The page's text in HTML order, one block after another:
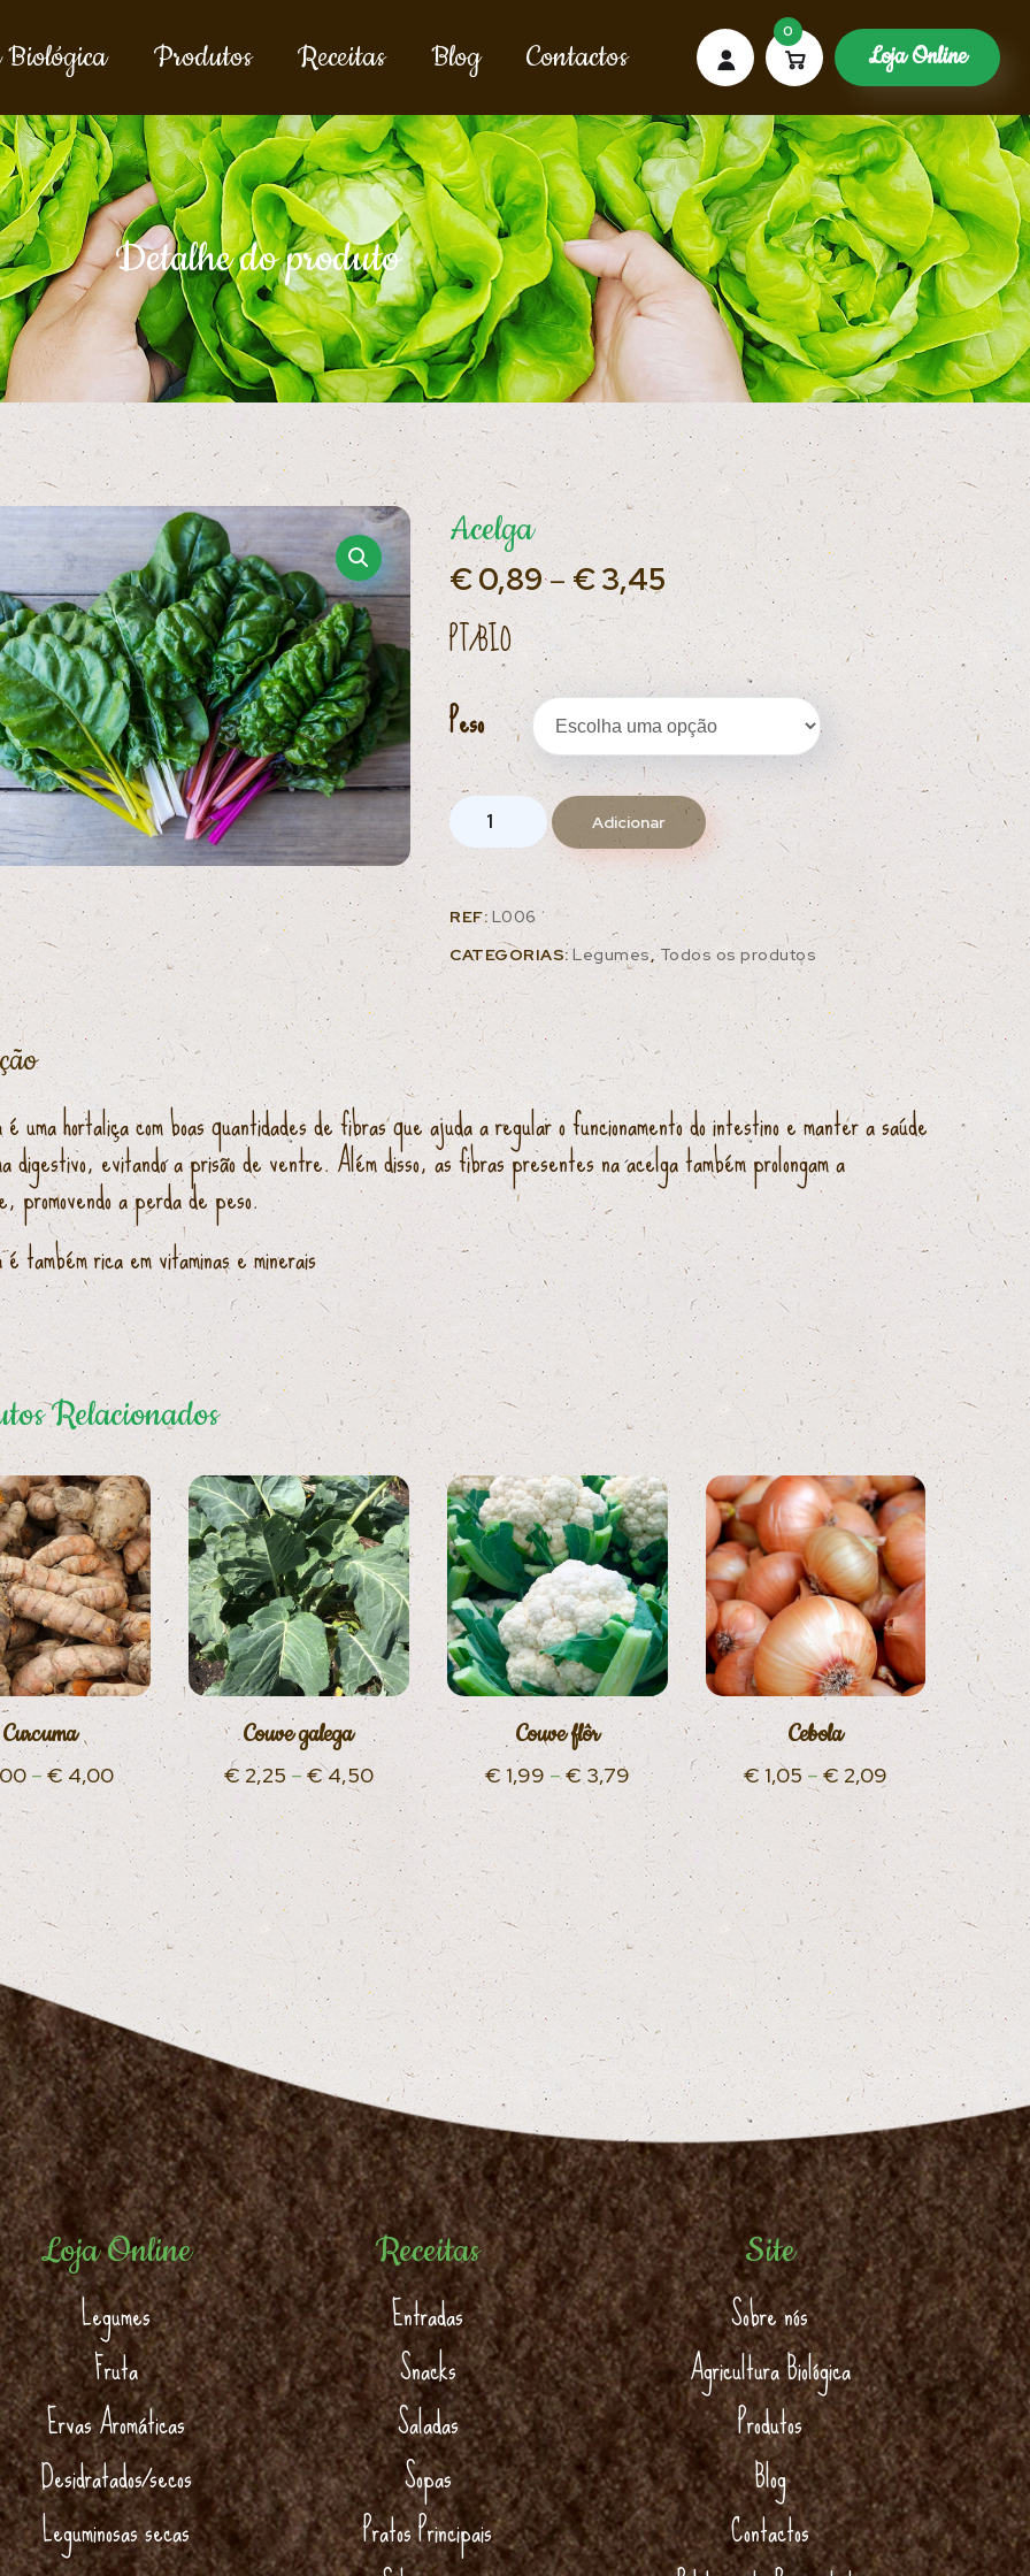
Produtos Receitas Blog Contactos
0
Loja Online
Detalhe do produto
Acelga
€0,89–€3,45
PT/BIO
Peso
Adicionar
REF: L006
CATEGORIAS:Legumes,Todos os produtos
uma hortaliça com boas quantidades de fibras que ajuda a regular o funcionamento do intestino e manter a saúde
digestivo, evitando a prisão de ventre. Além disso, as fibras presentes na acelga também prolongam a
promovendo a perda de peso.
também rica em vitaminas e minerais
Relacionados
Curcuma
– € 4,00
Couve galega
€2,25– €4,50
Couve flôr
€ 1,99 –€3,79
Cebola
€ 1,05 –€ 2,09
Loja Online
Legumes
Fruta
Ervas Aromáticas
Desidratados/secos
Leguminosas secas
Receitas
Entradas
Snacks
Saladas
Sopas
Pratos Principais
Site
Sobre nós
Agricultura Biológica
Produtos
Blog
Contactos